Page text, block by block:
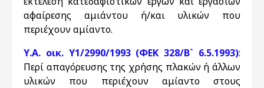
αφαίρεσης αμιάντου ή/και υλικών που
περιέχουν αμίαντο.
Υ.Α. οικ. Υ1/2990/1993 (ΦΕΚ 328/Β` 6.5.1993):
Περί απαγόρευσης της χρήσης πλακών ή άλλων
υλικών που περιέχουν αμίαντο στους